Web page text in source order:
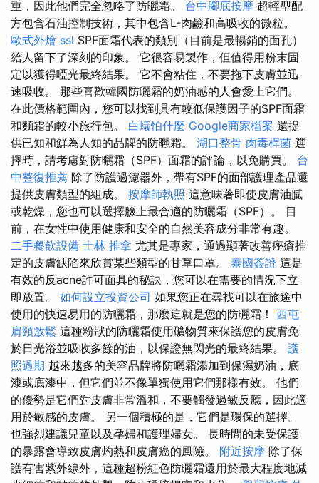
重，因此他們完全忽略了防曬霜。 台中腳底按摩 超輕型配
方包含石油控制技術，其中包含L-肉鹼和高吸收的微粒。
歐式外燴 ssl SPF面霜代表的類別（目前是最暢銷的面孔）
給人留下了深刻的印象。 它很容易製作，但值得用粉末固
定以獲得啞光最終結果。 它不會粘住，不要拖下皮膚並迅
速吸收。 那些喜歡韓國防曬霜的奶油感的人會愛上它們。
在此價格範圍內，您可以找到具有較低保護因子的SPF面霜
和麵霜的較小旅行包。 白蟻怕什麼 Google商家檔案 還提
供已知和鮮為人知的品牌的防曬霜。 湖口整骨 肉毒桿菌 選
擇時，請考慮對防曬霜（SPF）面霜的評論，以免購買。 台
中整復推薦 除了防護過濾器外，帶有SPF的面部護理產品還
提供皮膚類型的組成。 按摩師執照 這意味著即使皮膚油膩
或乾燥，您也可以選擇臉上最合適的防曬霜（SPF）。 目
前，在女性中使用健康和安全的自然美容成分非常有趣。
二手餐飲設備 士林 推拿 尤其是專家，通過顯著改善痤瘡推
定的皮膚缺陷來欣賞某些類型的甘草口罩。 泰國簽證 這是
有效的反acne許可面具的秘訣，您可以在需要的情況下立
即放置。 如何設立投資公司 如果您正在尋找可以在旅途中
使用的快速易用的防曬霜，那麼這就是您的防曬霜！ 西屯
肩頸放鬆 這種粉狀的防曬霜使用礦物質來保護您的皮膚免
於日光浴並吸收多餘的油，以保證無閃光的最終結果。 護
照過期 越來越多的美容品牌將防曬霜添加到保濕奶油，底
漆或底漆中，但它們並不像單獨使用它們那樣有效。 他們
的優勢是它們對皮膚非常溫和，不要觸發過敏反應，因此適
用於敏感的皮膚。 另一個積極的是，它們是環保的選擇。
也強烈建議兒童以及孕婦和護理婦女。 長時間的未受保護
的暴露會導致皮膚灼熱和皮膚癌的風險。 附近按摩 除了保
護有害紫外線外，這種超粉紅色防曬霜還用於最大程度地減